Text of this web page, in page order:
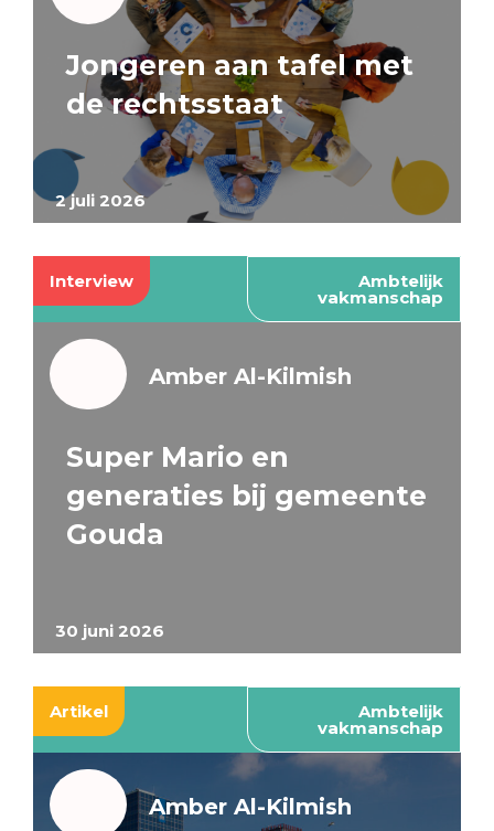
2 juli 2026
Jongeren aan tafel met
de rechtsstaat
Interview Ambtelijk
vakmanschap
30 juni 2026
Amber Al-Kilmish
Super Mario en
generaties bij gemeente
Gouda
Artikel Ambtelijk
vakmanschap
Amber Al-Kilmish